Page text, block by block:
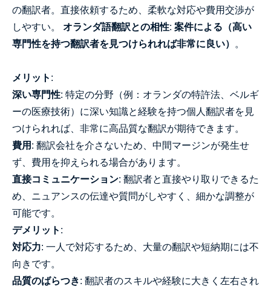
の翻訳者。直接依頼するため、柔軟な対応や費用交渉が
しやすい。 オランダ語翻訳との相性: 案件による（高い
専門性を持つ翻訳者を見つけられれば非常に良い）
。
メリット :
深い専門性: 特定の分野（例：オランダの特許法、ベルギ
ーの医療技術）に深い知識と経験を持つ個人翻訳者を見
つけられれば、非常に高品質な翻訳が期待できます。
費用 : 翻訳会社を介さないため、中間マージンが発生せ
ず、費用を抑えられる場合があります。
直接コミュニケーション: 翻訳者と直接やり取りできるた
め、ニュアンスの伝達や質問がしやすく、細かな調整が
可能です。
デメリット :
対応力: 一人で対応するため、大量の翻訳や短納期には不
向きです。
品質のばらつき: 翻訳者のスキルや経験に大きく左右され